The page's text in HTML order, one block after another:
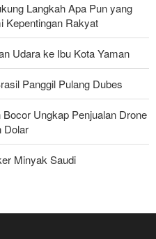
Langkah Apa Pun yang
Kepentingan Rakyat
Udara ke Ibu Kota Yaman
Panggil Pulang Dubes
Ungkap Penjualan Drone
Dolar
Minyak Saudi